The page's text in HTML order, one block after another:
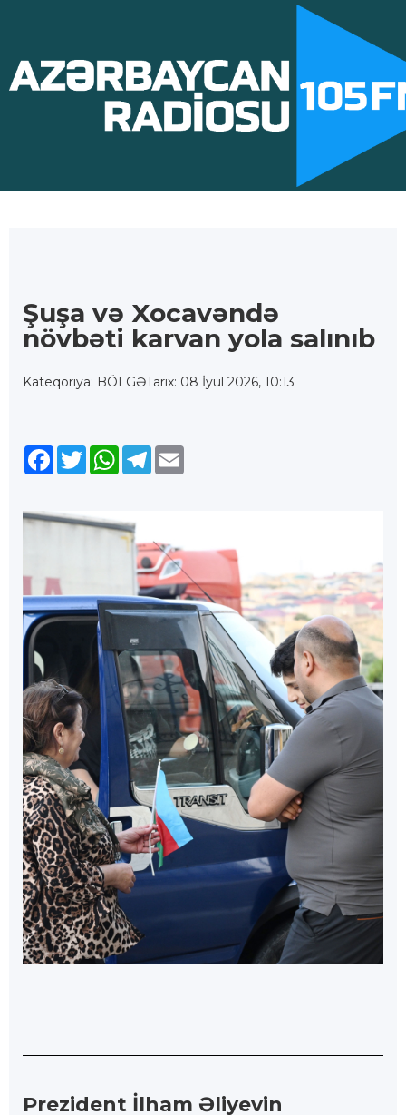
Şuşa və Xocavəndə
növbəti karvan yola salınıb
Kateqoriya: BÖLGƏTarix: 08 İyul 2026, 10:13
Facebook
TwitterWhatsApp
Telegram
Prezident İlham Əliyevin